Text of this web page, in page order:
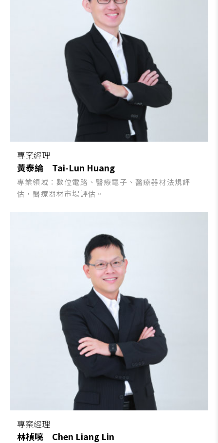
專案經理
黃泰綸 Tai-Lun Huang
專業領域：數位電路、醫療電子、醫療器材法規評
估，醫療器材市場評估。
專案經理
林楨喨 Chen Liang Lin